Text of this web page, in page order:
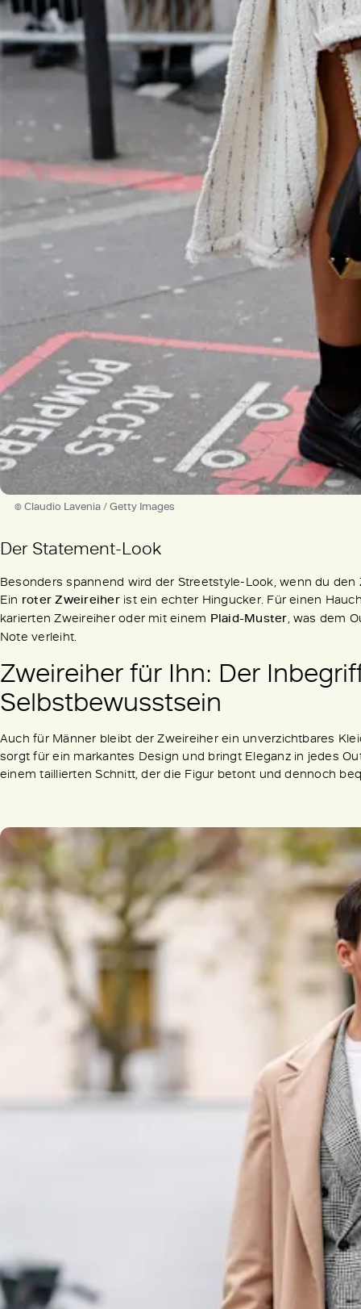
© Claudio Lavenia / Getty Images
Der Statement-Look
Besonders spannend wird der Streetstyle-Look, wenn du
Ein roter Zweireiherist ein echter Hingucker. Für einen
karierten Zweireiher oder mit einem Plaid-Muster, was dem
Note verleiht.
Zweireiher für Ihn: Der
Selbstbewusstsein
Auch für Männer bleibt der Zweireiher ein unverzichtbares
sorgt für ein markantes Design und bringt Eleganz in jedes
einem taillierten Schnitt, der die Figur betont und dennoch